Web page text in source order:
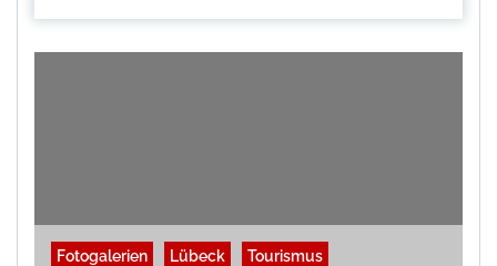
Fotogalerien Lübeck Tourismus